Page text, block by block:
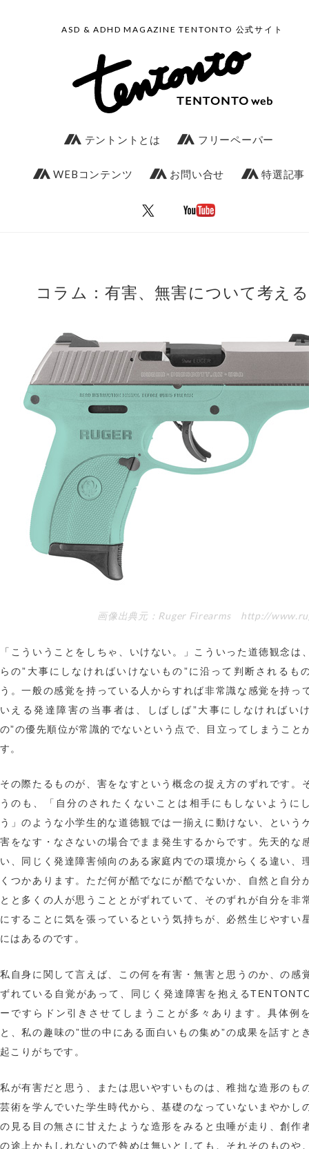
ASD & ADHD MAGAZINE TENTONTO 公式サイト
テントントとは フリーペーパー
WEBコンテンツ お問い合せ 特選記事
コラム：有害、無害について考える
画像出典元：Ruger Firearms http://
「こういうことをしちゃ、いけない。」こういった道徳観念は
らの”大事にしなければいけないもの”に沿って判断されるも
う。一般の感覚を持っている人からすれば非常識な感覚を持っ
いえる発達障害の当事者は、しばしば”大事にしなければい
の”の優先順位が常識的でないという点で、目立ってしまうこと
す。
その際たるものが、害をなすという概念の捉え方のずれです。
うのも、「自分のされたくないことは相手にもしないように
う」のような小学生的な道徳観では一揃えに動けない、という
害をなす・なさないの場合でまま発生するからです。先天的な
い、同じく発達障害傾向のある家庭内での環境からくる違い、
くつかあります。ただ何が酷でなにが酷でないか、自然と自分
とと多くの人が思うこととがずれていて、そのずれが自分を非
にすることに気を張っているという気持ちが、必然生じやすい
にはあるのです。
私自身に関して言えば、この何を有害・無害と思うのか、の感
ずれている自覚があって、同じく発達障害を抱える
ーですらドン引きさせてしまうことが多々あります。具体例
と、私の趣味の”世の中にある面白いもの集め”の成果を話すと
起こりがちです。
私が有害だと思う、または思いやすいものは、稚拙な造形のも
芸術を学んでいた学生時代から、基礎のなっていないまやかし
の見る目の無さに甘えたような造形をみると虫唾が走り、創作
の途上かもしれないので咎めは無いとしても、それそのものや